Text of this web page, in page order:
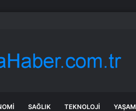
ile dışa bağımlılığı bitireceğiz
SAĞLIK TEKNOLOJI YAŞAM